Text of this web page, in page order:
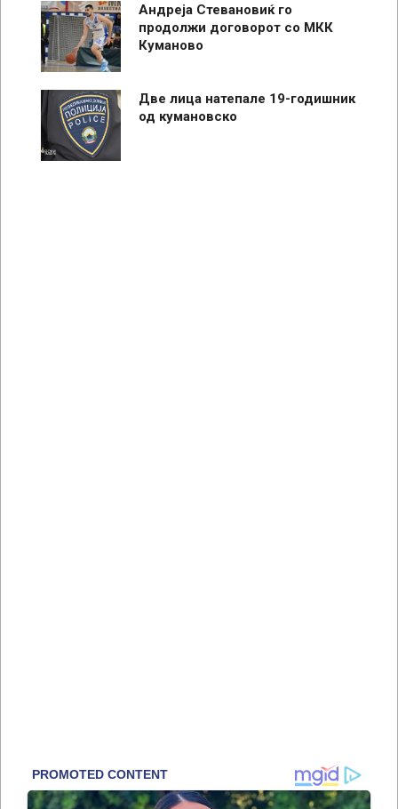
Андреја Стевановиќ го
продолжи договорот со МКК
Куманово
Две лица натепале 19-годишник
од кумановско